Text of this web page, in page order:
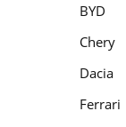
BYD
Chery
Dacia
Ferrari